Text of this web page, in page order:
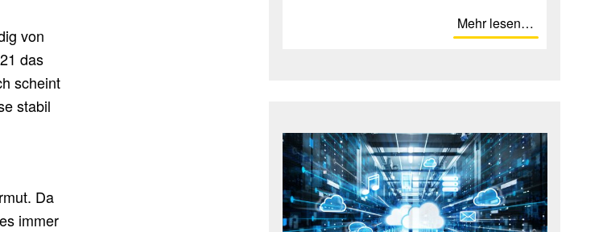
Mehr lesen…
von
das
scheint
stabil
Da
immer